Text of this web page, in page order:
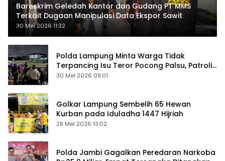
Bareskrim Geledah Kantor dan Gudang PT MMS
Terkait Dugaan Manipulasi Data Ekspor Sawit
30 Mei 2026 11:32
Polda Lampung Minta Warga Tidak
Terpancing Isu Teror Pocong Palsu, Patroli
Keamanan Ditingkatkan
30 Mei 2026 09:01
Golkar Lampung Sembelih 65 Hewan
Kurban pada Iduladha 1447 Hijriah
28 Mei 2026 13:02
Polda Jambi Gagalkan Peredaran Narkoba